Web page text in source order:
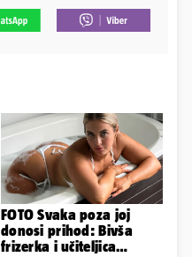
FOTO Svaka poza joj
donosi prihod: Bivša
frizerka i učiteljica